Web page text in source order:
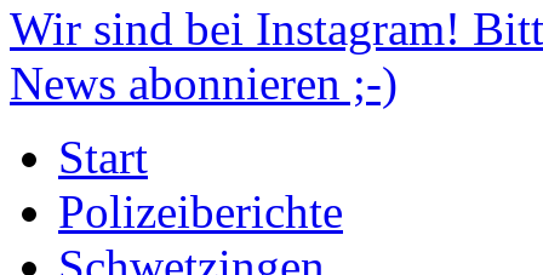
Wir sind bei Instagram!
News abonnieren ;-)
Start
Polizeiberichte